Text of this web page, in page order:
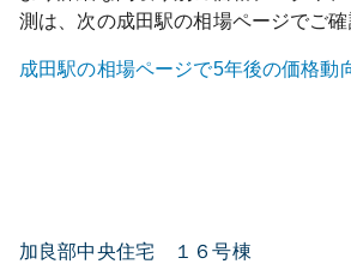
測は、次の成田駅の相場ページでご確
成田駅の相場ページで5年後の価格動
加良部中央住宅 １６号棟